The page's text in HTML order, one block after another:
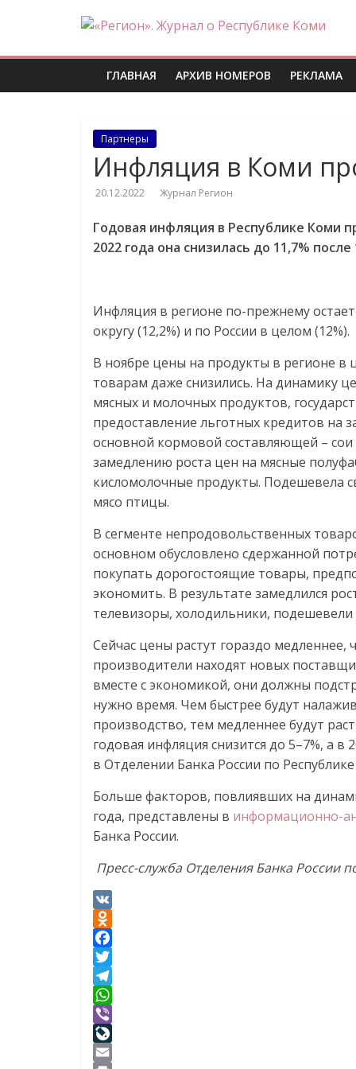
«Регион».
Журнал
о
Республике
Коми
ГЛАВНАЯ АРХИВ НОМЕРОВ РЕКЛАМА
Партнеры
Инфляция в Коми
20.12.2022 Журнал Регион
Годовая инфляция в Республике Коми
2022 года она снизилась до 11,7%
Инфляция в регионе по-прежнему
округу (12,2%) и по России в целом (12%).
В ноябре цены на продукты в регионе в
товарам даже снизились. На динамику
мясных и молочных продуктов,
предоставление льготных кредитов на
основной кормовой составляющей – сои
замедлению роста цен на мясные
кисломолочные продукты. Подешевела
мясо птицы.
В сегменте непродовольственных
основном обусловлено сдержанной
покупать дорогостоящие товары,
экономить. В результате замедлился
телевизоры, холодильники,
Сейчас цены растут гораздо
производители находят новых
вместе с экономикой, они должны
нужно время. Чем быстрее будут
производство, тем медленнее будут
годовая инфляция снизится до 5–7%, а в
в Отделении Банка России по
Больше факторов, повлиявших на
года, представлены в информационно-
Банка России.
Пресс-служба Отделения Банка России
V
K
O
d
n
o
k
l
a
F
a
c
e
b
o
T
w
i
t
t
T
e
l
e
W
h
a
V
iL